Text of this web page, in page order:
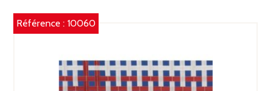
Référence :10060